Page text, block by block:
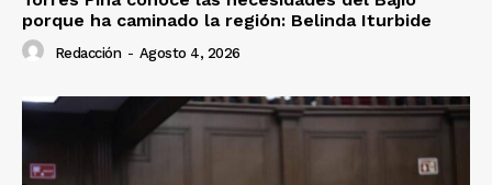
porque ha caminado la región: Belinda Iturbide
Redacción - Agosto 4, 2026